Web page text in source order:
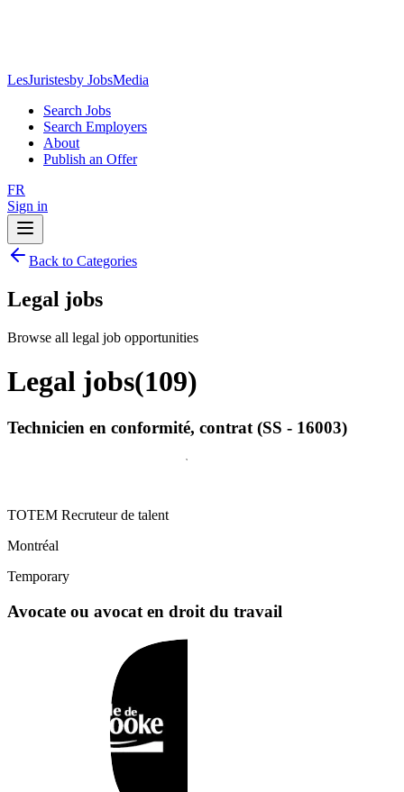
LesJuristesby JobsMedia
Search Jobs
Search Employers
About
Publish an Offer
FR
Sign in
Back to Categories
Legal jobs
Browse all legal job opportunities
Legal jobs(109)
Technicien en conformité, contrat (SS - 16003)
TOTEM Recruteur de talent
Montréal
Temporary
Avocate ou avocat en droit du travail